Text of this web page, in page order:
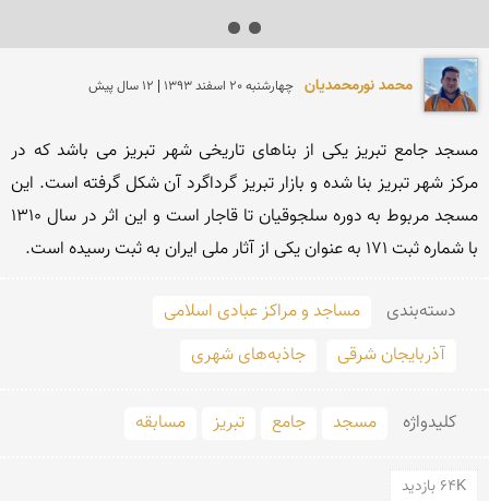
محمد نورمحمديان چهارشنبه 20 اسفند 1393 | 12 سال پیش
با شماره ثبت 171 به عنوان یكی از آثار ملی ایران به ثبت رسیده است.
دسته‌بندی
مساجد و مراکز عبادی اسلامی
آذربایجان شرقی
جاذبه‌های شهری
کلید‌واژه مسجد جامع تبریز مسابقه
64K بازدید